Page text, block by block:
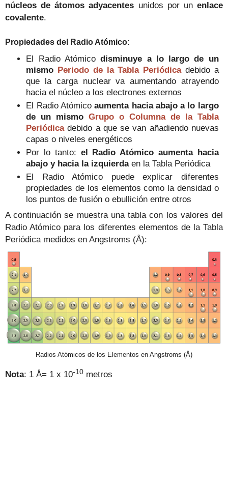
núcleos de átomos adyacentes unidos por unenlace
covalente.
Propiedades del Radio Atómico:
El Radio Atómicodisminuye a lo largo de un
mismo Periodo de la Tabla Periódica debido a
que la carga nuclear va aumentando atrayendo
hacia el núcleo a los electrones externos
El Radio Atómicoaumenta hacia abajo a lo largo
de un mismoGrupo o Columna de la Tabla
Periódica debido a que se van añadiendo nuevas
capas o niveles energéticos
Por lo tanto: el Radio Atómico aumenta hacia
abajo y hacia la izquierdaen la Tabla Periódica
El Radio Atómico puede explicar diferentes
propiedades de los elementos como la densidad o
los puntos de fusión o ebullición entre otros
A continuación se muestra una tabla con los valores del
Radio Atómico para los diferentes elementos de la Tabla
Periódica medidos en Angstroms (Å):
Radios Atómicos de los Elementos en Angstroms (Å)
Nota: 1 Å= 1 x 10-10 metros